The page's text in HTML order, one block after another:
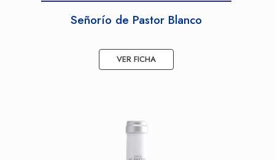
Señorío de Pastor Blanco
VER FICHA